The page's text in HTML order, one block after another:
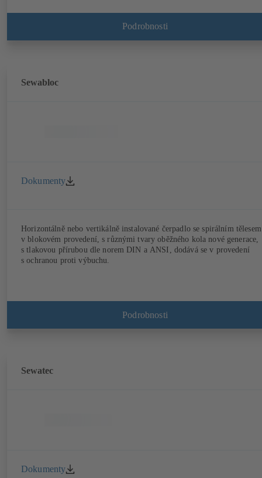
Podrobnosti
Sewabloc
Dokumenty
Horizontálně nebo vertikálně instalované čerpadlo se spirálním tělesem
v blokovém provedení, s různými tvary oběžného kola nové generace,
s tlakovou přírubou dle norem DIN a ANSI, dodává se v provedení
s ochranou proti výbuchu.
Podrobnosti
Sewatec
Dokumenty